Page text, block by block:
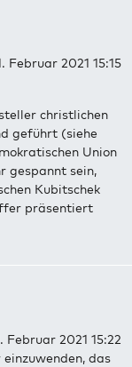
Februar 2021 15:15
christlichen
geführt (siehe
Union
gespannt sein,
Kubitschek
präsentiert
Februar 2021 15:22
das